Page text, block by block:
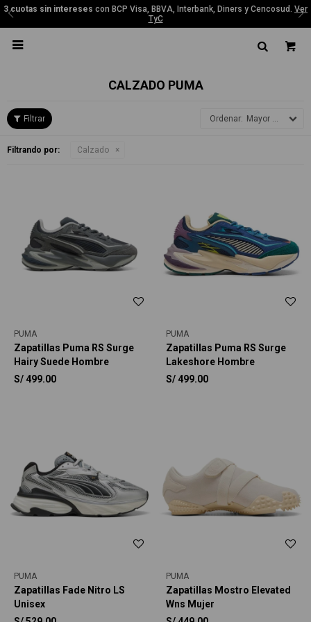
3 cuotas sin intereses con BCP Visa, BBVA, Interbank, Diners y Cencosud. Ver
TyC

CALZADO PUMA
Mayor precio
Filtrando por: Calzado
PUMA
Zapatillas Puma RS Surge
Hairy Suede Hombre
S/ 499.00
PUMA
Zapatillas Puma RS Surge
Lakeshore Hombre
S/ 499.00
PUMA
Zapatillas Fade Nitro LS
Unisex
PUMA
Zapatillas Mostro Elevated
Wns Mujer